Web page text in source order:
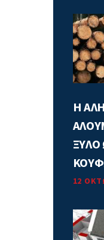
Η
ΞΥΛΟ
12